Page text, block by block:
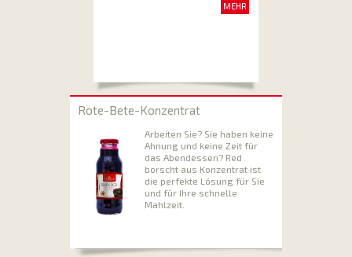
MEHR
Rote-Bete-Konzentrat
Arbeiten Sie? Sie haben keine
Ahnung und keine Zeit für
das Abendessen? Red
borscht aus Konzentrat ist
die perfekte Lösung für Sie
und für Ihre schnelle
Mahlzeit.